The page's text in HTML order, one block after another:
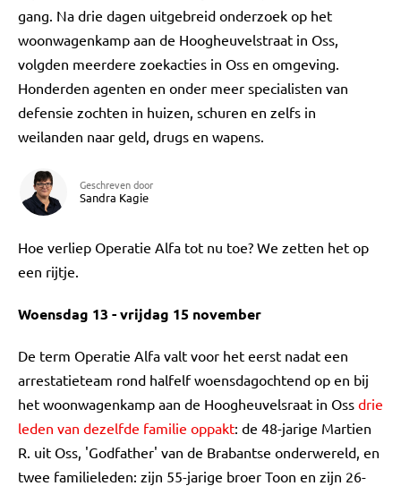
gang. Na drie dagen uitgebreid onderzoek op het
woonwagenkamp aan de Hoogheuvelstraat in Oss,
volgden meerdere zoekacties in Oss en omgeving.
Honderden agenten en onder meer specialisten van
defensie zochten in huizen, schuren en zelfs in
weilanden naar geld, drugs en wapens.
Geschreven door
Sandra Kagie
Hoe verliep Operatie Alfa tot nu toe? We zetten het op
een rijtje.
Woensdag 13 - vrijdag 15 november
De term Operatie Alfa valt voor het eerst nadat een
arrestatieteam rond halfelf woensdagochtend op en bij
het woonwagenkamp aan de Hoogheuvelsraat in Oss drie
leden van dezelfde familie oppakt: de 48-jarige Martien
R. uit Oss, 'Godfather' van de Brabantse onderwereld, en
twee familieleden: zijn 55-jarige broer Toon en zijn 26-